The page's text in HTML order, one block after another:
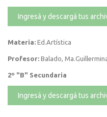
Ingresá y descargá tus
Materia: Ed.Artística
Profesor: Balado,
2º "B" Secundaria
Ingresá y descargá tus